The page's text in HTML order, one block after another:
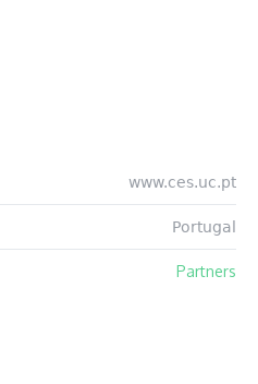
www.ces.uc.pt
Portugal
Partners